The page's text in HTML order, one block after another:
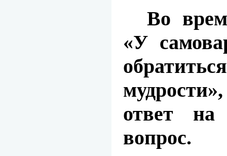
Во
«У
ответ на
вопрос.